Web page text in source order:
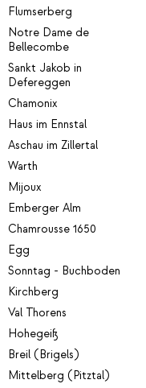
Flumserberg
Notre Dame de
Bellecombe
Sankt Jakob in
Defereggen
Chamonix
Haus im Ennstal
Aschau im Zillertal
Warth
Mijoux
Emberger Alm
Chamrousse 1650
Egg
Sonntag - Buchboden
Kirchberg
Val Thorens
Hohegeiß
Breil (Brigels)
Mittelberg (Pitztal)